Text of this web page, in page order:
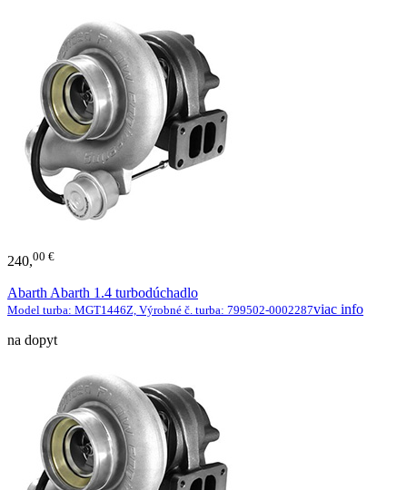
240,00 €
Abarth Abarth 1.4 turbodúchadlo
Model turba: MGT1446Z, Výrobné č. turba: 799502-0002287viac info
na dopyt